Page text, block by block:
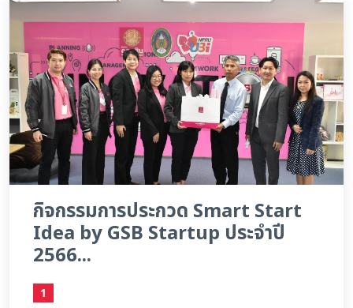
กิจกรรมการประกวด Smart Start
Idea by GSB Startup ประจำปี
2566...
1